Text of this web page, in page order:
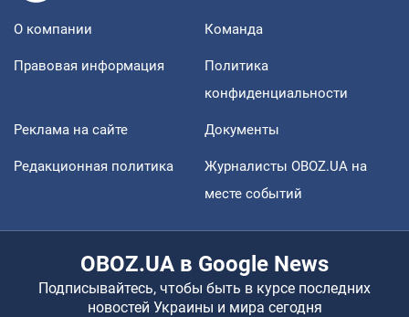
О компании Команда
Правовая информация
Политика
конфиденциальности
Реклама на сайте Документы
Редакционная политика
Журналисты OBOZ.UA на
месте событий
OBOZ.UA в Google News
Подписывайтесь, чтобы быть в курсе последних
новостей Украины и мира сегодня